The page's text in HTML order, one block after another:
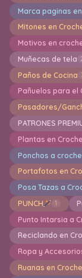
Marca paginas
Mitones en
Motivos en
Muñecas de tela
Paños de Cocina
Pañuelos para el
Pasadores/
PATRONES
Plantas en
Ponchos a
Portafotos en
Posa Tazas a
PUNCH 1
Punto Intarsia a
Reciclando en
Ropa y
Ruanas en